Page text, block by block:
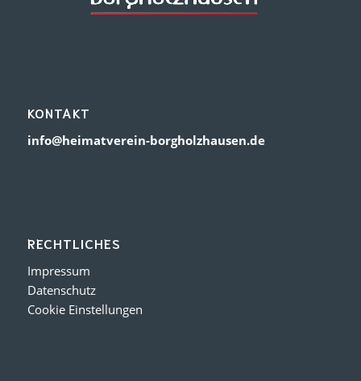
KONTAKT
info@heimatverein-borgholzhausen.de
RECHTLICHES
Impressum
Datenschutz
Cookie Einstellungen